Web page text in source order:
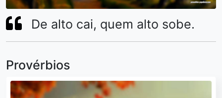
De alto cai, quem alto sobe.
Provérbios